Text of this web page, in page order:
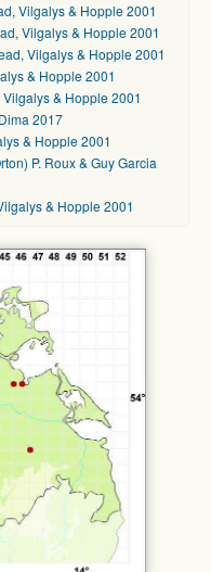
Vilgalys & Hopple 2001
Vilgalys & Hopple 2001
Vilgalys & Hopple 2001
& Hopple 2001
& Hopple 2001
2017
& Hopple 2001
P. Roux & Guy Garcia
& Hopple 2001